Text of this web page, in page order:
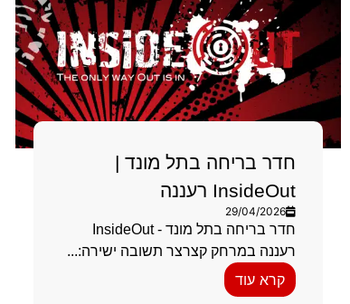
חדר בריחה בתל מונד |
InsideOut רעננה
29/04/2026
חדר בריחה בתל מונד - InsideOut
רעננה במרחק קצרצר תשובה ישירה:...
קרא עוד